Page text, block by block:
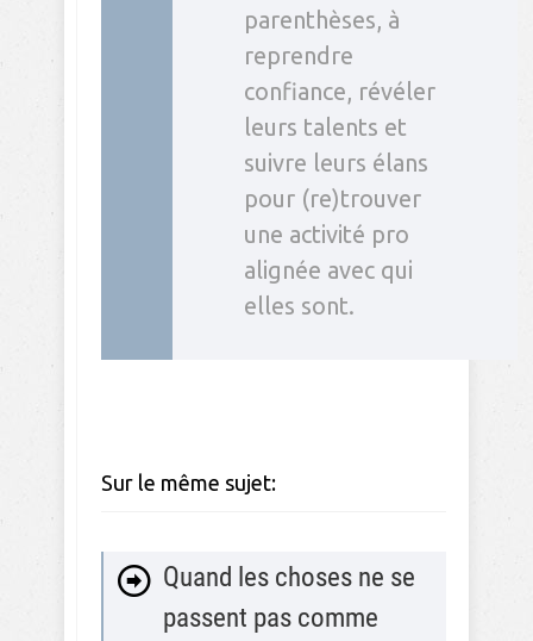
parenthèses, à
reprendre
confiance, révéler
leurs talents et
suivre leurs élans
pour (re)trouver
une activité pro
alignée avec qui
elles sont.
Sur le même sujet:
Quand les choses ne se
passent pas comme